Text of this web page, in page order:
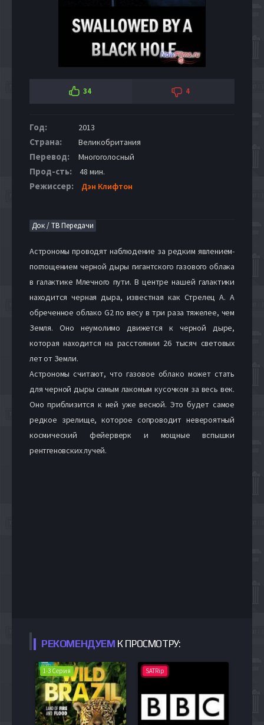
34 4
Год: 2013
Страна: Великобритания
Перевод: Многоголосный
Прод-сть: 48 мин.
Режиссер: Дэн Клифтон
Док / ТВ Передачи
Астрономы проводят наблюдение за редким явлением-
поглощением черной дыры гигантского газового облака
в галактике Млечного пути. В центре нашей галактики
находится черная дыра, известная как Стрелец А. А
обреченное облако G2 по весу в три раза тяжелее, чем
Земля. Оно неумолимо движется к черной дыре,
которая находится на расстоянии 26 тысяч световых
лет от Земли.
Астрономы считают, что газовое облако может стать
для черной дыры самым лакомым кусочком за весь век.
Оно приблизится к ней уже весной. Это будет самое
редкое зрелище, которое сопроводит невероятный
космический фейерверк и мощные вспышки
рентгеновских лучей.
РЕКОМЕНДУЕМ К ПРОСМОТРУ:
1-3 Серия SATRip